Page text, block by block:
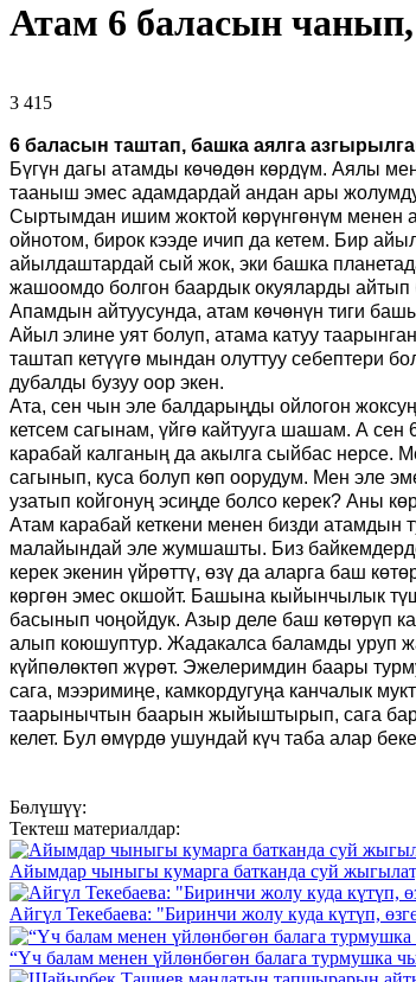
Атам 6 баласын
3 415 ᠌ ᠌ ᠌ ᠌᠌ ᠌ ᠌᠌
6 баласын таштап, башка аялга
Бүгүн дагы атамды көчөдөн көрдүм. Аялы
тааныш эмес адамдардай андан ары
Сыртымдан ишим жоктой көрүнгөнүм менен
ойнотом, бирок кээде ичип да кетем. Бир
айылдаштардай сый жок, эки башка
жашоомдо болгон баардык окуяларды айтып
Апамдын айтуусунда, атам көчөнүн тиги
Айыл элине уят болуп, атама катуу
таштап кетүүгө мындан олуттуу себептери
дубалды бузуу оор экен.
Ата, сен чын эле балдарыңды ойлогон
кетсем сагынам, үйгө кайтууга шашам. А сен
карабай калганың да акылга сыйбас нерсе.
сагынып, куса болуп көп оорудум. Мен эле
узатып койгонуң эсиңде болсо керек? Аны
Атам карабай кеткени менен бизди
малайындай эле жумшашты. Биз
керек экенин үйрөттү, өзү да аларга баш
көргөн эмес окшойт. Башына кыйынчылык
басынып чоңойдук. Азыр деле баш көтөрүп
алып коюшуптур. Жадакалса баламды уруп
күйпөлөктөп жүрөт. Эжелеримдин баары
сага, мээримиңе, камкордугуңа канчалык
таарынычтын баарын жыйыштырып, сага
келет. Бул өмүрдө ушундай күч таба алар
Бөлүшүү:
Тектеш материалдар:
Айымдар чыныгы кумарга батканда суй
Айгүл Текебаева: "Биринчи жолу куда күтүп,
“Үч балам менен үйлөнбөгөн балага турмушка